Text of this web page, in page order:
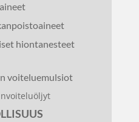
hiontanesteet
voiteluemulsiot